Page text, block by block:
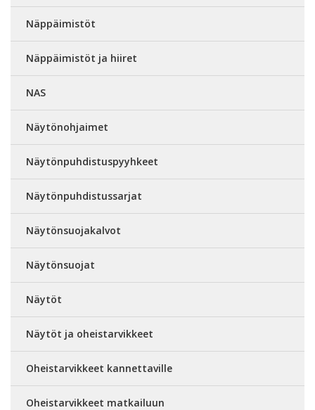
Näppäimistöt
Näppäimistöt ja hiiret
NAS
Näytönohjaimet
Näytönpuhdistuspyyhkeet
Näytönpuhdistussarjat
Näytönsuojakalvot
Näytönsuojat
Näytöt
Näytöt ja oheistarvikkeet
Oheistarvikkeet kannettaville
Oheistarvikkeet matkailuun